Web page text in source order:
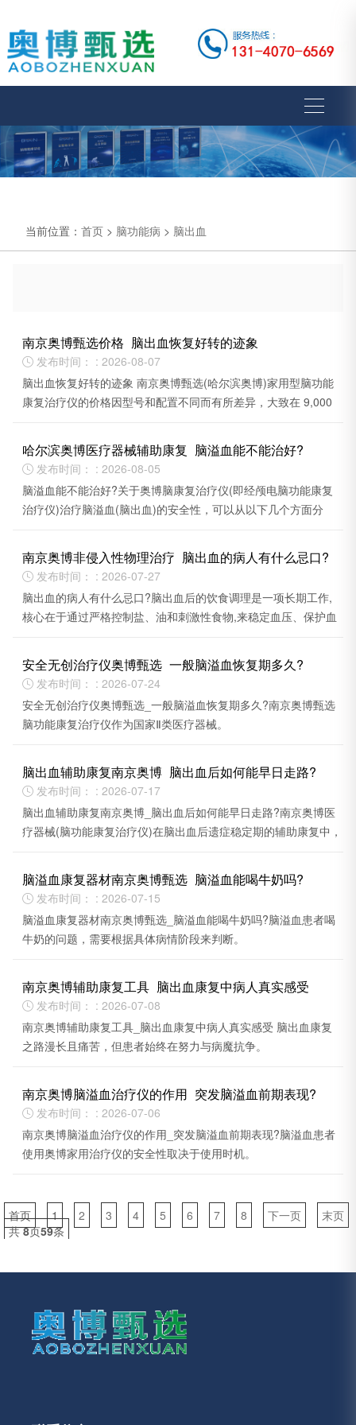
当前位置： 首页 > 脑功能病 > 脑出血
南京奥博甄选价格_脑出血恢复好转的迹象
 发布时间： : 2026-08-07
脑出血恢复好转的迹象 南京奥博甄选(哈尔滨奥博)家用型脑功能
康复治疗仪的价格因型号和配置不同而有所差异，大致在 9,000
哈尔滨奥博医疗器械辅助康复_脑溢血能不能治好?
 发布时间： : 2026-08-05
脑溢血能不能治好?关于奥博脑康复治疗仪(即经颅电脑功能康复
治疗仪)治疗脑溢血(脑出血)的安全性，可以从以下几个方面分
南京奥博非侵入性物理治疗_脑出血的病人有什么忌口?
 发布时间： : 2026-07-27
脑出血的病人有什么忌口?脑出血后的饮食调理是一项长期工作,
核心在于通过严格控制盐、油和刺激性食物,来稳定血压、保护血
安全无创治疗仪奥博甄选_一般脑溢血恢复期多久?
 发布时间： : 2026-07-24
安全无创治疗仪奥博甄选_一般脑溢血恢复期多久?南京奥博甄选
脑功能康复治疗仪作为国家Ⅱ类医疗器械。
脑出血辅助康复南京奥博_脑出血后如何能早日走路?
 发布时间： : 2026-07-17
脑出血辅助康复南京奥博_脑出血后如何能早日走路?南京奥博医
疗器械(脑功能康复治疗仪)在脑出血后遗症稳定期的辅助康复中，
脑溢血康复器材南京奥博甄选_脑溢血能喝牛奶吗?
 发布时间： : 2026-07-15
脑溢血康复器材南京奥博甄选_脑溢血能喝牛奶吗?脑溢血患者喝
牛奶的问题，需要根据具体病情阶段来判断。
南京奥博辅助康复工具_脑出血康复中病人真实感受
 发布时间： : 2026-07-08
南京奥博辅助康复工具_脑出血康复中病人真实感受 脑出血康复
之路漫长且痛苦，但患者始终在努力与病魔抗争。
南京奥博脑溢血治疗仪的作用_突发脑溢血前期表现?
 发布时间： : 2026-07-06
南京奥博脑溢血治疗仪的作用_突发脑溢血前期表现?脑溢血患者
使用奥博家用治疗仪的安全性取决于使用时机。
首页 1 2 3 4 5 6 7 8 下一页
末页
共8页59条